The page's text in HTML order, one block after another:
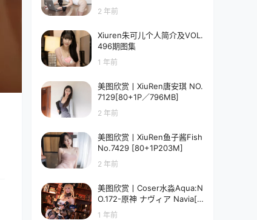
2 年前
Xiuren朱可儿个人简介及VOL.
496期图集
1 年前
美图欣赏丨XiuRen唐安琪 NO.
7129[80+1P／796MB]
2 年前
美图欣赏丨XiuRen鱼子酱Fish
No.7429 [80+1P203M]
2 年前
美图欣赏丨Coser水淼Aqua:N
O.172-原神 ナヴィア Navia[5
8P-90.7M]
1 年前